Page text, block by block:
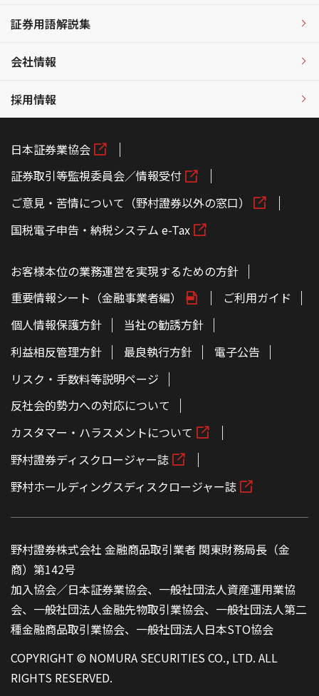
証券用語解説集
会社情報
採用情報
日本証券業協会
証券取引等監視委員会／情報受付
ご意見・苦情について（野村證券以外の窓口）
国税電子申告・納税システム e-Tax
お客様本位の業務運営を実現するための方針
重要情報シート（金融事業者編）
ご利用ガイド
個人情報保護方針
当社の勧誘方針
利益相反管理方針
最良執行方針
電子公告
リスク・手数料等説明ページ
反社会的勢力への対応について
カスタマー・ハラスメントについて
野村證券ディスクロージャー誌
野村ホールディングスディスクロージャー誌
野村證券株式会社 金融商品取引業者 関東財務局長（金
商）第142号
加入協会／日本証券業協会、一般社団法人資産運用業協
会、一般社団法人金融先物取引業協会、一般社団法人第二
種金融商品取引業協会、一般社団法人日本STO協会
COPYRIGHT © NOMURA SECURITIES CO., LTD. ALL
RIGHTS RESERVED.